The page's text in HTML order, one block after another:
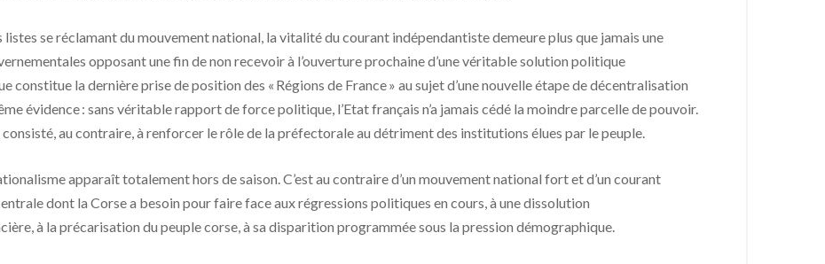
se réclamant du mouvement national, la vitalité du courant indépendantiste demeure plus que jamais une
opposant une fin de non recevoir à l’ouverture prochaine d’une véritable solution politique
constitue la dernière prise de position des « Régions de France » au sujet d’une nouvelle étape de décentralisation
évidence : sans véritable rapport de force politique, l’Etat français n’a jamais cédé la moindre parcelle de pouvoir.
au contraire, à renforcer le rôle de la préfectorale au détriment des institutions élues par le peuple.
apparaît totalement hors de saison. C’est au contraire d’un mouvement national fort et d’un courant
dont la Corse a besoin pour faire face aux régressions politiques en cours, à une dissolution
à la précarisation du peuple corse, à sa disparition programmée sous la pression démographique.